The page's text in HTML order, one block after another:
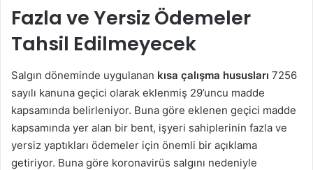
Fazla ve Yersiz Ödemeler
Tahsil Edilmeyecek
Salgın döneminde uygulanan kısa çalışma hususları 7256
sayılı kanuna geçici olarak eklenmiş 29’uncu madde
kapsamında belirleniyor. Buna göre eklenen geçici madde
kapsamında yer alan bir bent, işyeri sahiplerinin fazla ve
yersiz yaptıkları ödemeler için önemli bir açıklama
getiriyor. Buna göre koronavirüs salgını nedeniyle